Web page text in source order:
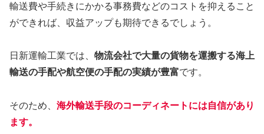
輸送費や手続きにかかる事務費などのコストを抑えること
ができれば、収益アップも期待できるでしょう。
日新運輸工業では、 物流会社で大量の貨物を運搬する海上
輸送の手配や航空便の手配の実績が豊富です。
そのため、 海外輸送手段のコーディネートには自信があり
ます。